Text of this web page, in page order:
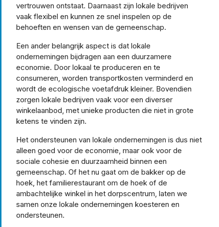
vertrouwen ontstaat. Daarnaast zijn lokale bedrijven
vaak flexibel en kunnen ze snel inspelen op de
behoeften en wensen van de gemeenschap.
Een ander belangrijk aspect is dat lokale
ondernemingen bijdragen aan een duurzamere
economie. Door lokaal te produceren en te
consumeren, worden transportkosten verminderd en
wordt de ecologische voetafdruk kleiner. Bovendien
zorgen lokale bedrijven vaak voor een diverser
winkelaanbod, met unieke producten die niet in grote
ketens te vinden zijn.
Het ondersteunen van lokale ondernemingen is dus niet
alleen goed voor de economie, maar ook voor de
sociale cohesie en duurzaamheid binnen een
gemeenschap. Of het nu gaat om de bakker op de
hoek, het familierestaurant om de hoek of de
ambachtelijke winkel in het dorpscentrum, laten we
samen onze lokale ondernemingen koesteren en
ondersteunen.